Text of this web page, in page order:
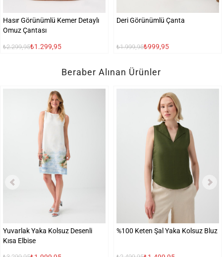
Hasır Görünümlü Kemer Detaylı
Omuz Çantası
₺2.299,95₺1.299,95
Deri Görünümlü Çanta
₺1.999,95₺999,95
Beraber Alınan Ürünler
Yuvarlak Yaka Kolsuz Desenli
Kısa Elbise
%100 Keten Şal Yaka Kolsuz Bluz